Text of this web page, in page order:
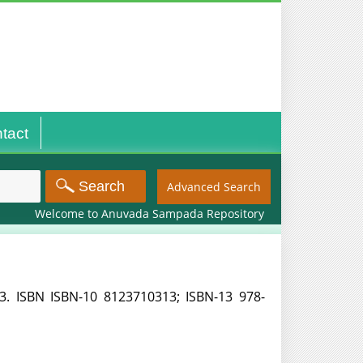
Advanced Search
Welcome to Anuvada Sampada Repository
ISBN-10 ‎8123710313; ISBN-13 978-